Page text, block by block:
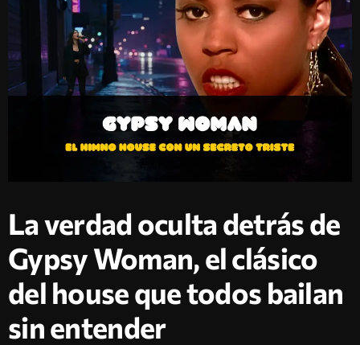
La verdad oculta detrás de
Gypsy Woman, el clásico
del house que todos bailan
sin entender